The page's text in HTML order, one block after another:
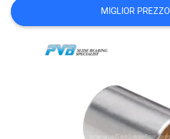
DI
NOI
MIGLIOR PREZZO